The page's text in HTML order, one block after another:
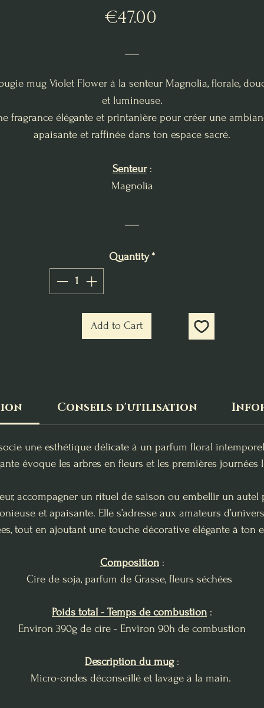
€47.00
mug Violet Flower à la senteur Magnolia, florale,
et lumineuse.
fragrance élégante et printanière pour créer une
apaisante et raffinée dans ton espace sacré.
Senteur:
Magnolia
Quantity*
Add to Cart
Conseils d'utilisation
une esthétique délicate à un parfum floral
évoque les arbres en fleurs et les premières
accompagner un rituel de saison ou embellir un autel
et apaisante. Elle s’adresse aux amateurs
tout en ajoutant une touche décorative élégante à ton
Composition:
Cire de soja, parfum de Grasse, fleurs séchées
Poids total - Temps de combustion :
Environ 390g de cire - Environ 90h de combustion
Description du mug:
Micro-ondes déconseillé et lavage à la main.